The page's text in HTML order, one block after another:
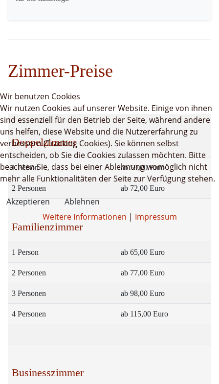
Zimmer-Preise
Doppelzimmer
1 Person ab 59,00 Euro
2 Personen ab 72,00 Euro
Familienzimmer
1 Person ab 65,00 Euro
2 Personen ab 77,00 Euro
3 Personen ab 98,00 Euro
4 Personen ab 115,00 Euro
Businesszimmer
Wir benutzen Cookies
Wir nutzen Cookies auf unserer Website. Einige von ihnen
sind essenziell für den Betrieb der Seite, während andere
uns helfen, diese Website und die Nutzererfahrung zu
verbessern (Tracking Cookies). Sie können selbst
entscheiden, ob Sie die Cookies zulassen möchten. Bitte
beachten Sie, dass bei einer Ablehnung womöglich nicht
mehr alle Funktionalitäten der Seite zur Verfügung stehen.
Akzeptieren
Ablehnen
Weitere Informationen | Impressum